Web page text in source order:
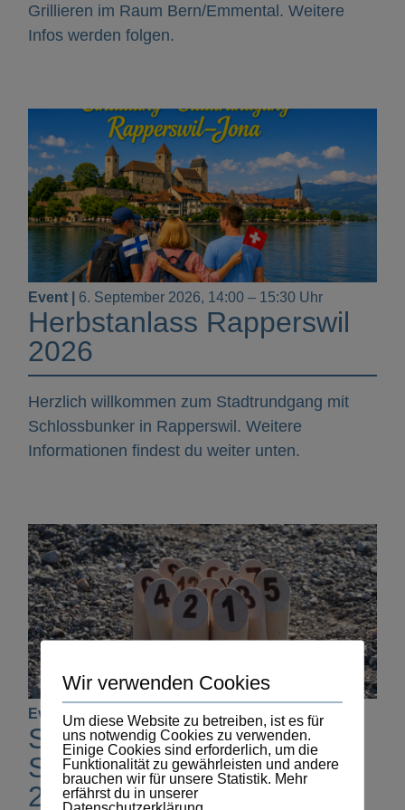
Grillieren im Raum Bern/Emmental. Weitere
Infos werden folgen.
Event | 6. September 2026, 14:00 – 15:30 Uhr
Herbstanlass Rapperswil
2026
Herzlich willkommen zum Stadtrundgang mit
Schlossbunker in Rapperswil. Weitere
Informationen findest du weiter unten.
Event | 13. September 2026
SAVE THE DATE: Mölkky
Schweizermeisterschaft
2026
Wir verwenden Cookies
Um diese Website zu betreiben, ist es für
uns notwendig Cookies zu verwenden.
Einige Cookies sind erforderlich, um die
Funktionalität zu gewährleisten und andere
brauchen wir für unsere Statistik. Mehr
erfährst du in unserer